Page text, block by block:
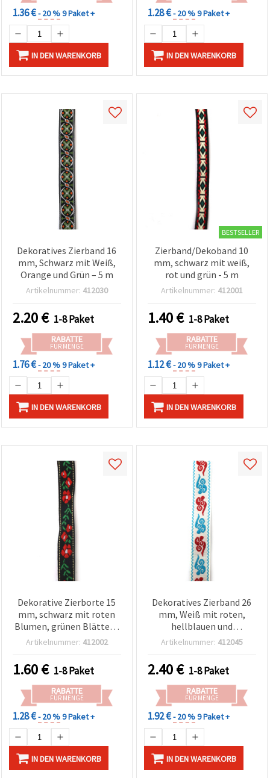
1.36 €- 20 %9 Paket +
IN DEN WARENKORB
1.28 €- 20 %9 Paket +
IN DEN WARENKORB
Dekoratives Zierband 16
mm, Schwarz mit Weiß,
Orange und Grün – 5 m
Artikelnummer: 412030
2.20€ 1-8 Paket
RABATTE
FÜR MENGE
1.76 €- 20 %9 Paket +
IN DEN WARENKORB
BESTSELLER
Zierband/Dekoband 10
mm, schwarz mit weiß,
rot und grün - 5 m
Artikelnummer: 412001
1.40€ 1-8 Paket
RABATTE
FÜR MENGE
1.12 €- 20 %9 Paket +
IN DEN WARENKORB
Dekorative Zierborte 15
mm, schwarz mit roten
Blumen, grünen Blättern
und metallischer Lurex-
Artikelnummer: 412002
1.60€ 1-8 Paket
RABATTE
FÜR MENGE
1.28 €- 20 %9 Paket +
IN DEN WARENKORB
Dekoratives Zierband 26
mm, Weiß mit roten,
hellblauen und
hellgrauen Kanten - 5 m
Artikelnummer: 412045
2.40€ 1-8 Paket
RABATTE
FÜR MENGE
1.92 €- 20 %9 Paket +
IN DEN WARENKORB